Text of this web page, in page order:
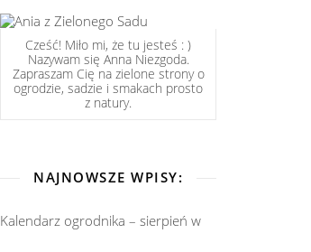
Cześć! Miło mi, że tu jesteś : )
Nazywam się Anna Niezgoda.
Zapraszam Cię na zielone strony o
ogrodzie, sadzie i smakach prosto
z natury.
NAJNOWSZE WPISY:
Kalendarz ogrodnika – sierpień w